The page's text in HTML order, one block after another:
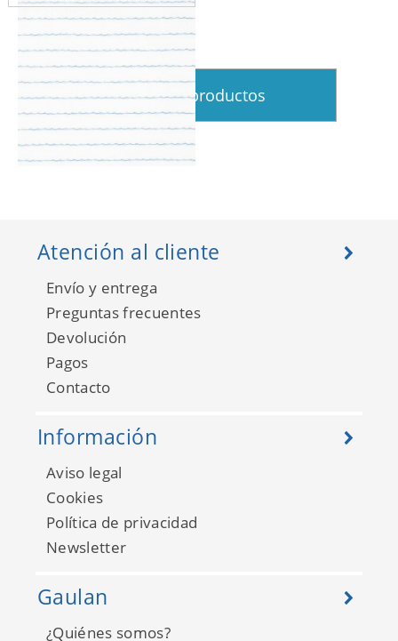
My Little World 29781339
Ver más productos
Atención al cliente
Envío y entrega
Preguntas frecuentes
Devolución
Pagos
Contacto
Información
Aviso legal
Cookies
Política de privacidad
Newsletter
Gaulan
¿Quiénes somos?